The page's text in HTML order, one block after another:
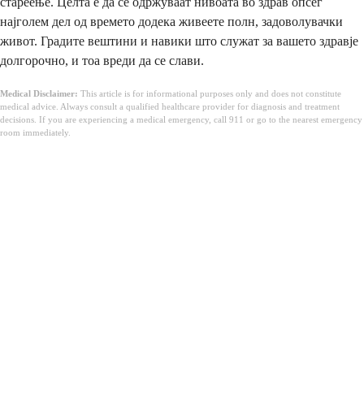
најголем дел од времето додека живеете полн, задоволувачки
живот. Градите вештини и навики што служат за вашето здравје
долгорочно, и тоа вреди да се слави.
Medical Disclaimer: This article is for informational purposes only and does not constitute
medical advice. Always consult a qualified healthcare provider for diagnosis and treatment
decisions. If you are experiencing a medical emergency, call 911 or go to the nearest emergency
room immediately.